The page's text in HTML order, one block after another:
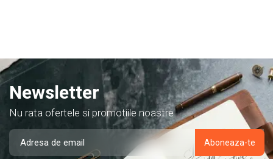
Newsletter
Nu rata ofertele si promotiile noastre